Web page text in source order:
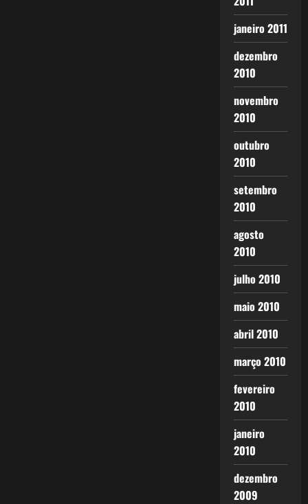
janeiro 2011
dezembro
2010
novembro
2010
outubro
2010
setembro
2010
agosto
2010
julho 2010
maio 2010
abril 2010
março 2010
fevereiro
2010
janeiro
2010
dezembro
2009